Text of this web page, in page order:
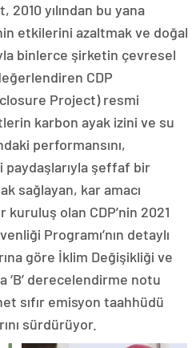
yılından bu yana
etkilerini azaltmak ve doğal
binlerce şirketin çevresel
CDP
Project) resmi
karbon ayak izini ve su
performansını,
şeffaf bir
sağlayan, kar amacı
olan CDP’nin 2021
Programı’nın detaylı
göre İklim Değişikliği ve
‘B’ derecelendirme notu
sıfır emisyon taahhüdü
sürdürüyor.